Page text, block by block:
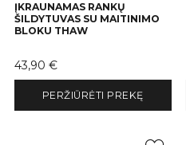
ĮKRAUNAMAS RANKŲ
ŠILDYTUVAS SU MAITINIMO
BLOKU THAW
Kaina
43,90 €
PERŽIŪRĖTI PREKĘ